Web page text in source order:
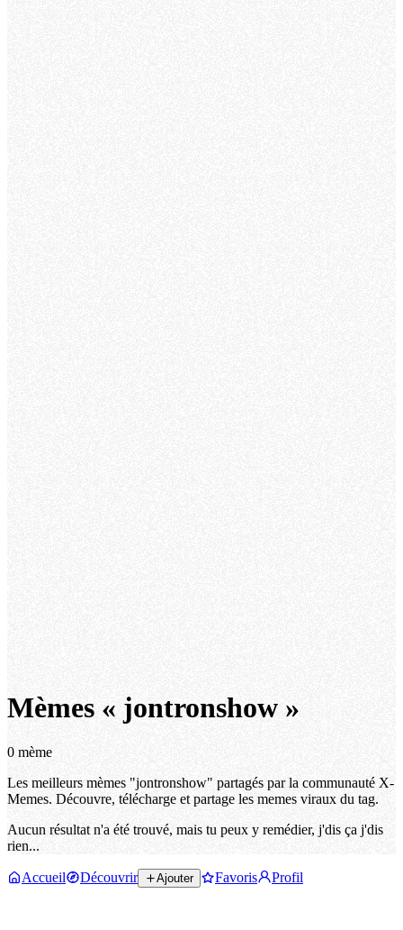
Mèmes « jontronshow »
0 mème
Les meilleurs mèmes "jontronshow" partagés par la communauté X-
Memes. Découvre, télécharge et partage les memes viraux du tag.
Aucun résultat n'a été trouvé, mais tu peux y remédier, j'dis ça j'dis
rien...
Accueil Découvrir Ajouter Favoris Profil